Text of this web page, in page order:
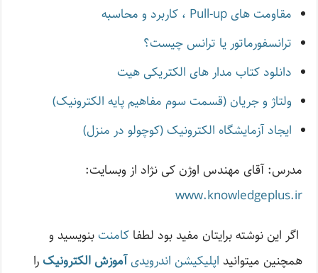
مقاومت های Pull-up ، کاربرد و محاسبه
ترانسفورماتور یا ترانس چیست؟
دانلود کتاب مدار های الکتریکی هیت
ولتاژ و جریان (قسمت سوم مفاهیم پایه الکترونیک)
ایجاد آزمایشگاه الکترونیک (کوچولو در منزل)
مدرس: آقای مهندس اوژن کی نژاد از وبسایت:
www.knowledgeplus.ir
اگر این نوشته‌ برایتان مفید بود لطفاکامنت بنویسید و
همچنین میتوانید اپلیکیشن اندرویدیآموزش الکترونیک را